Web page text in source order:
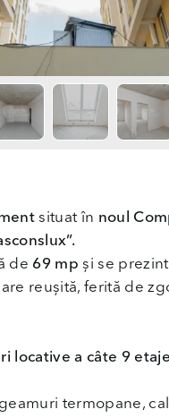
situat în noul
de 69 mp și se
reușită, ferită de
locative a câte 9 etaje
termopane,